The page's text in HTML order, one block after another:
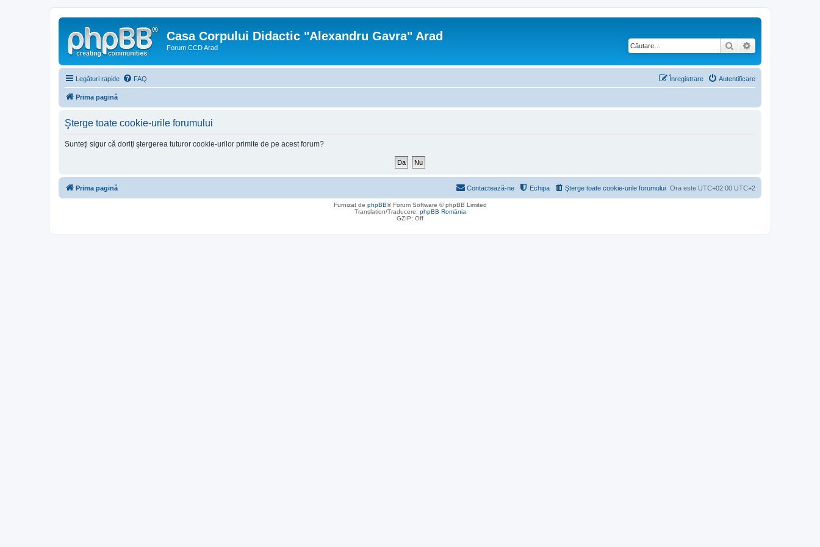
Casa Corpului Didactic "Alexandru Gavra" Arad
Forum CCD Arad Căutare
Legături rapide FAQ Autentificare
Înregistrare
Prima pagină
Şterge toate cookie-urile forumului
Sunteţi sigur că doriţi ştergerea tuturor cookie-urilor primite de pe acest forum?
Prima pagină Ora este UTC+02:00 UTC+2
Şterge toate cookie-urile forumului
Echipa
Contactează-ne
Furnizat de phpBB® Forum Software © phpBB Limited
Translation/Traducere: phpBB România
GZIP: Off